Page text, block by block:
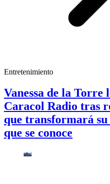
Entretenimiento
Vanessa de la Torre
Caracol Radio tras
que transformará
que se conoce